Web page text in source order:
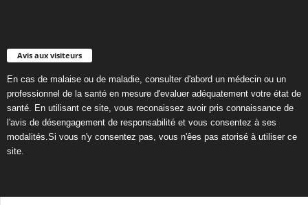
Avis aux visiteurs
En cas de malaise ou de maladie, consulter d'abord un médecin ou un
professionnel de la santé en mesure d'evaluer adéquatement votre état de
santé. En utilisant ce site, vous reconaissez avoir pris connaissance de
l'avis de désengagement de responsabilité et vous consentez à ses
modalités.Si vous n'y consentez pas, vous n'êes pas atorisé à utiliser ce
site.